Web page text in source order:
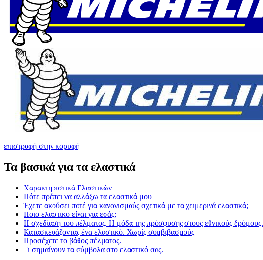
επιστροφή στην κορυφή
Τα βασικά για τα ελαστικά
Χαρακτηριστικά Ελαστικών
Πότε πρέπει να αλλάξω τα ελαστικά μου
Έχετε ακούσει ποτέ για κανονισμούς σχετικά με τα χειμερινά ελαστικά;
Ποιο ελαστικο είναι για εσάς;
Η σχεδίαση του πέλματος. Η μόδα της πρόσφυσης στους εθνικούς δρόμους.
Κατασκευάζοντας ένα ελαστικό. Χωρίς συμβιβασμούς
Προσέχετε το βάθος πέλματος.
Τι σημαίνουν τα σύμβολα στο ελαστικό σας.